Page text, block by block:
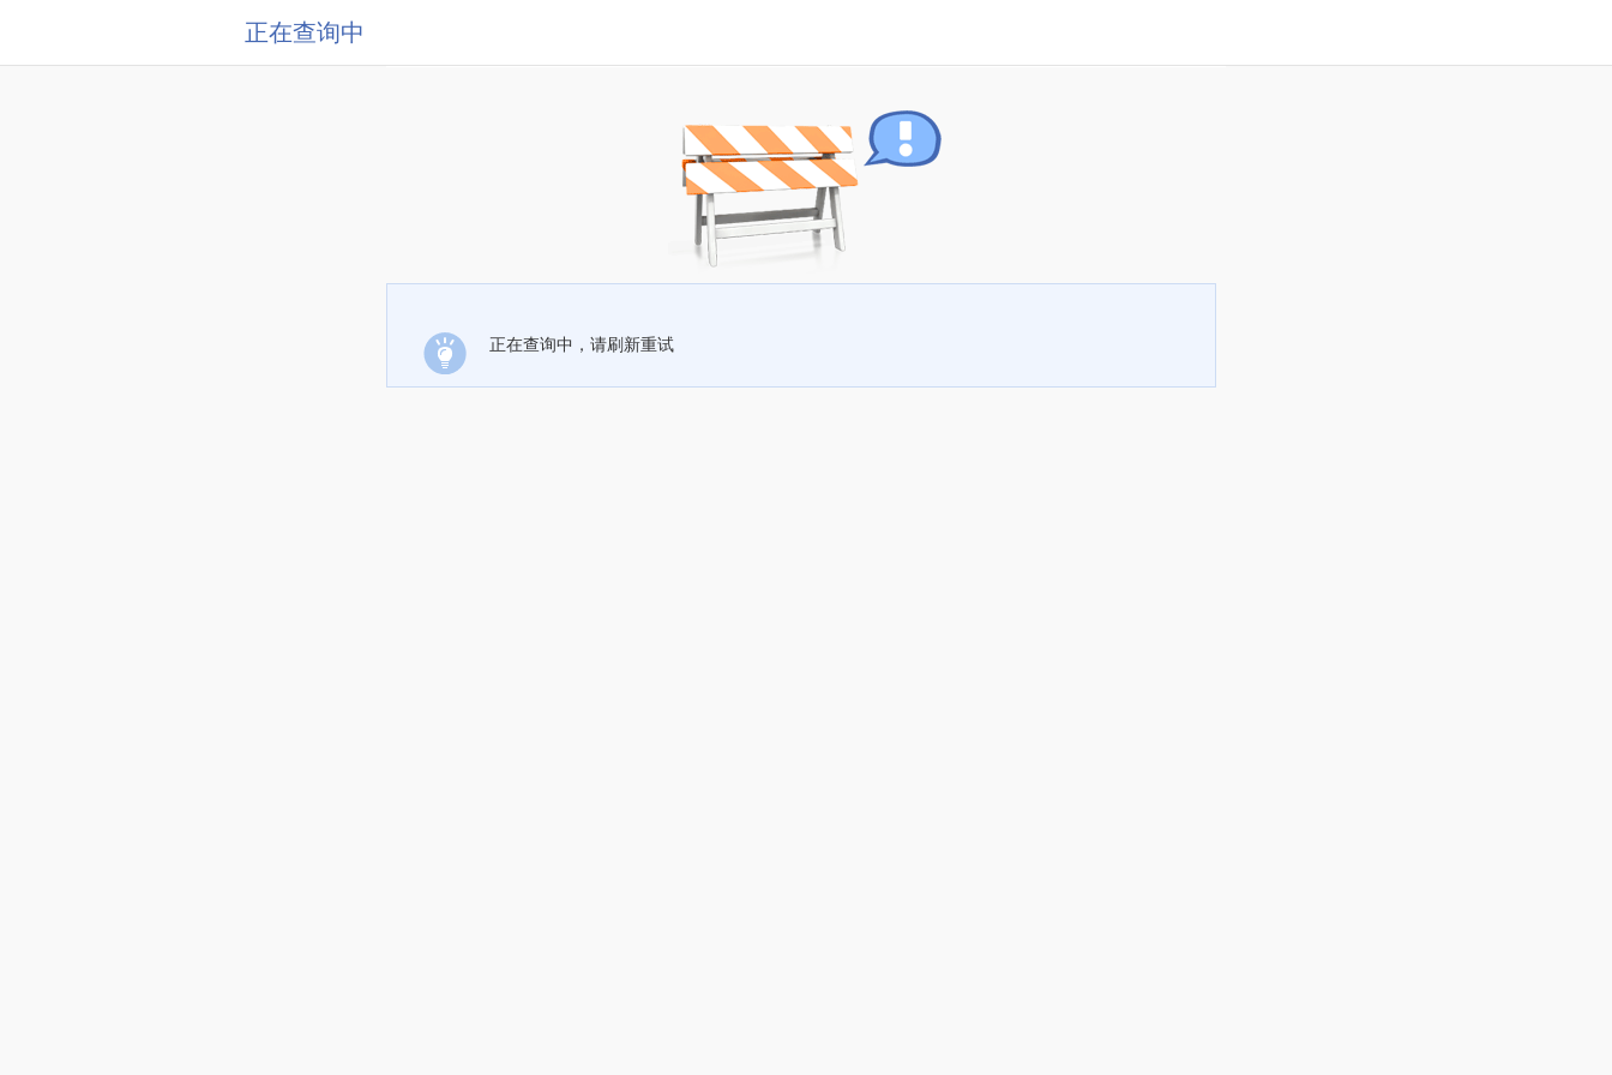
正在查询中
正在查询中，请刷新重试